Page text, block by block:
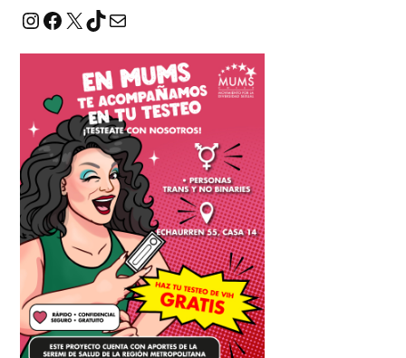
Instagram
Facebook
X TikTok
Correo electrónico